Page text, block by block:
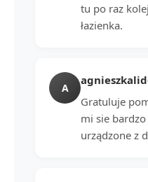
tu po raz
łazienka.
A
Gratuluje
mi sie
urządzone z